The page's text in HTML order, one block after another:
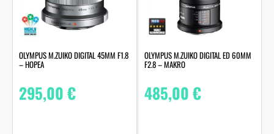
OLYMPUS M.ZUIKO DIGITAL 45MM F1.8
– HOPEA
295,00€
OLYMPUS M.ZUIKO DIGITAL ED 60MM
F2.8 – MAKRO
485,00€